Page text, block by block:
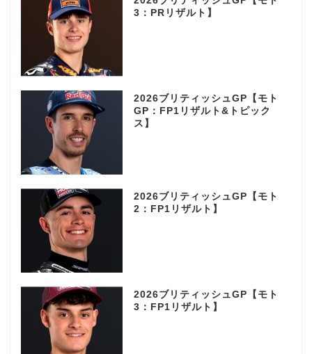
3：PRリザルト】
2026ブリティッシュGP【モト
GP：FP1リザルト&トピック
ス】
2026ブリティッシュGP【モト
2：FP1リザルト】
2026ブリティッシュGP【モト
3：FP1リザルト】